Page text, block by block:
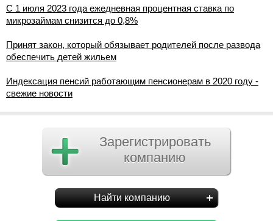
С 1 июля 2023 года ежедневная процентная ставка по
микрозаймам снизится до 0,8%
Принят закон, который обязывает родителей после развода
обеспечить детей жильем
Индексация пенсий работающим пенсионерам в 2020 году -
свежие новости
Зарегистрировать
компанию
Найти компанию